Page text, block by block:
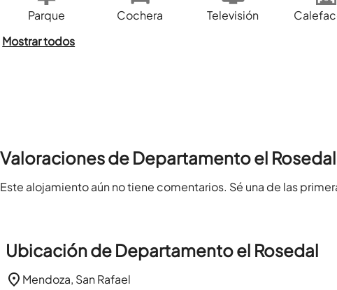
Parque Cochera Televisión
Mostrar todos
Valoraciones de Departamento el Rosedal
Este alojamiento aún no tiene comentarios. Sé una de las
Ubicación de Departamento el Rosedal
Mendoza, San Rafael